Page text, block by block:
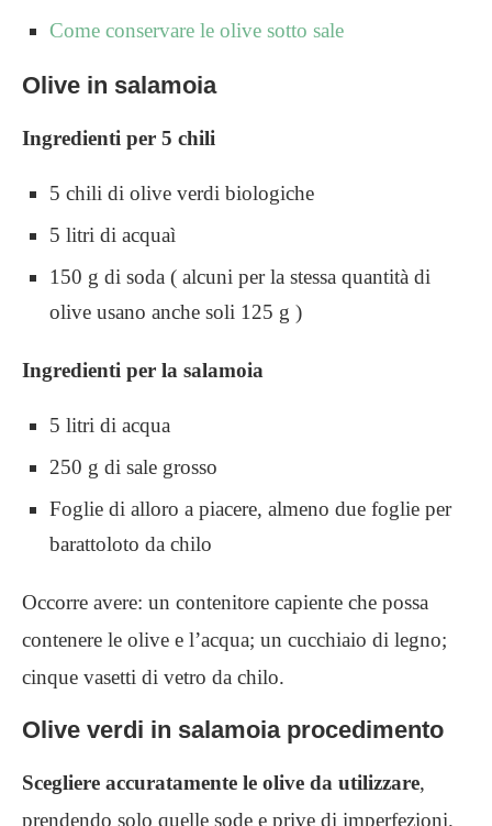
Come conservare le olive sotto sale
Olive in salamoia
Ingredienti per 5 chili
5 chili di olive verdi biologiche
5 litri di acquaì
150 g di soda ( alcuni per la stessa quantità di
olive usano anche soli 125 g )
Ingredienti per la salamoia
5 litri di acqua
250 g di sale grosso
Foglie di alloro a piacere, almeno due foglie per
barattoloto da chilo
Occorre avere: un contenitore capiente che possa
contenere le olive e l’acqua; un cucchiaio di legno;
cinque vasetti di vetro da chilo.
Olive verdi in salamoia procedimento
Scegliere accuratamente le olive da utilizzare,
prendendo solo quelle sode e prive di imperfezioni.